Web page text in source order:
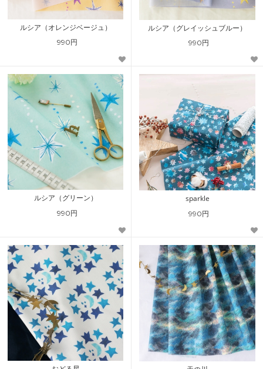
ルシア（オレンジベージュ）
990円
ルシア（グレイッシュブルー）
990円
ルシア（グリーン）
990円
sparkle
990円